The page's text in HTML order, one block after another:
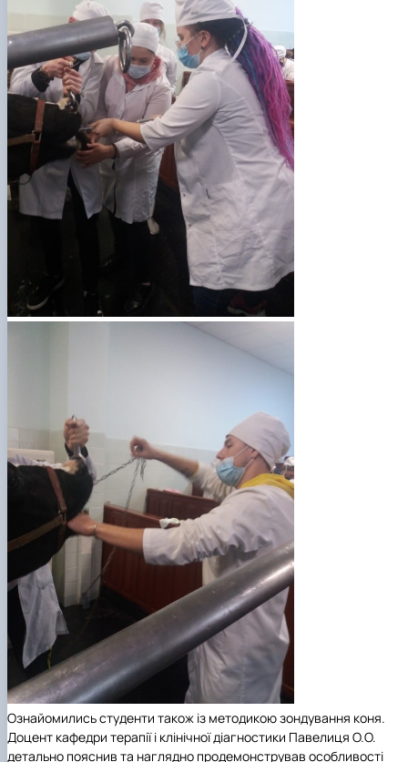
Ознайомились студенти також із методикою зондування коня.
Доцент кафедри терапії і клінічної діагностики Павелиця О.О.
детально пояснив та наглядно продемонстрував особливості